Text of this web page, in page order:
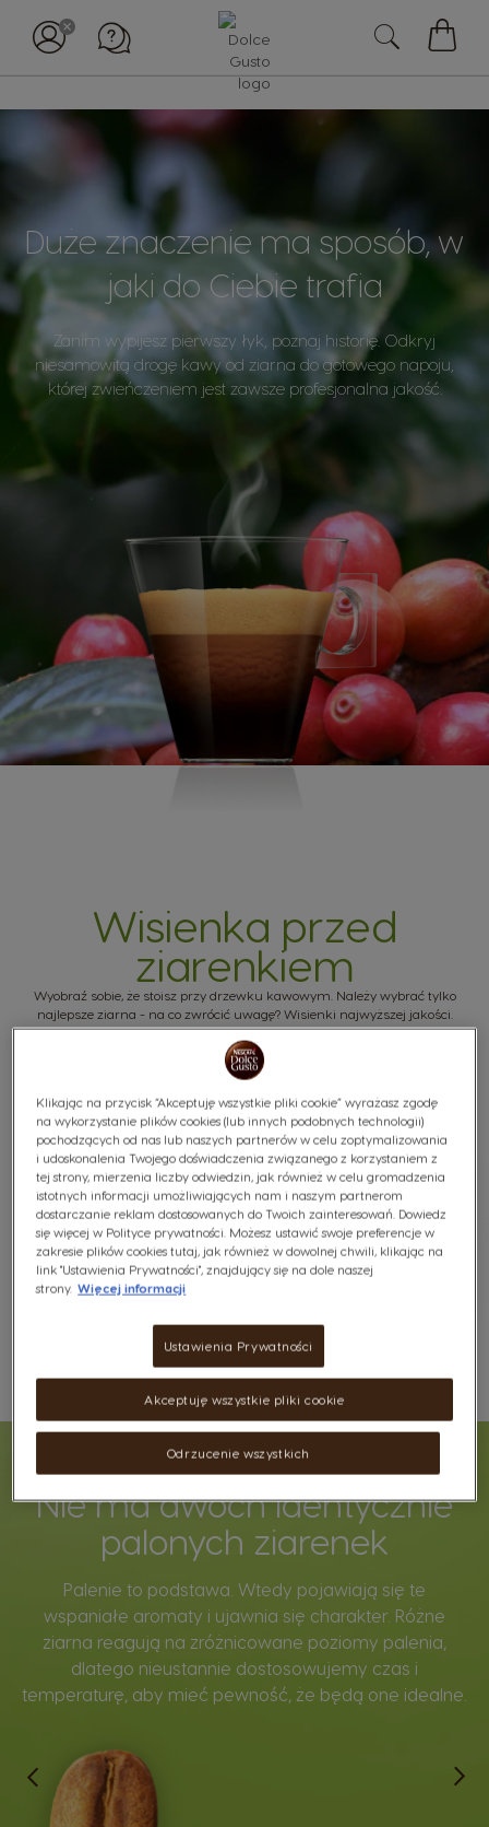
Duże znaczenie ma sposób, w
jaki do Ciebie trafia
Zanim wypijesz pierwszy łyk, poznaj historię. Odkryj
niesamowitą drogę kawy od ziarna do gotowego napoju,
której zwieńczeniem jest zawsze profesjonalna jakość.
Wisienka przed
ziarenkiem
Wyobraź sobie, że stoisz przy drzewku kawowym. Należy wybrać tylko
najlepsze ziarna - na co zwrócić uwagę? Wisienki najwyższej jakości.
Wymaga to cierpliwości, ale efekt jest zawsze ekscytujący, gdy owoce
osiągają idealną dojrzałość.
Nie ma dwóch identycznie
palonych ziarenek
Palenie to podstawa. Wtedy pojawiają się te
wspaniałe aromaty i ujawnia się charakter. Różne
ziarna reagują na zróżnicowane poziomy palenia,
dlatego nieustannie dostosowujemy czas i
temperaturę, aby mieć pewność, że będą one idealne.
Klikając na przycisk “Akceptuję wszystkie pliki cookie” wyrażasz zgodę
na wykorzystanie plików cookies (lub innych podobnych technologii)
pochodzących od nas lub naszych partnerów w celu zoptymalizowania
i udoskonalenia Twojego doświadczenia związanego z korzystaniem z
tej strony, mierzenia liczby odwiedzin, jak również w celu gromadzenia
istotnych informacji umożliwiających nam i naszym partnerom
dostarczanie reklam dostosowanych do Twoich zainteresowań. Dowiedz
się więcej w Polityce prywatności. Możesz ustawić swoje preferencje w
zakresie plików cookies tutaj, jak również w dowolnej chwili, klikając na
link "Ustawienia Prywatności", znajdujący się na dole naszej
strony. Więcej informacji
Ustawienia Prywatności
Odrzucenie wszystkich
Akceptuję wszystkie pliki cookie